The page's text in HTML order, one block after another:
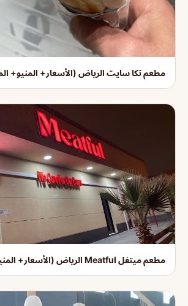
مطعم تكا سايت الرياض (الأسعار+ المنيو+
مطعم ميتفل Meatful الرياض (الأسعار+ المنيو+ الموقع)